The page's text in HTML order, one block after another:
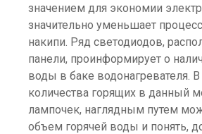
значением для экономии
значительно уменьшает
накипи. Ряд светодиодов,
панели, проинформирует о
воды в баке водонагревателя.
количества горящих в данный
лампочек, наглядным путем
объем горячей воды и понять,